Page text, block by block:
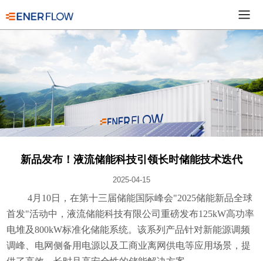
新品发布！液流储能科技引领长时储能技术迭代
2025-04-15
4月10日，在第十三届储能国际峰会"2025储能新品全球
首发"活动中，液流储能科技有限公司重磅发布125kW高功率
电堆及800kW标准化储能系统。该系列产品针对新能源调频
调峰、电网侧备用电源以及工商业离网供电等应用场景，提